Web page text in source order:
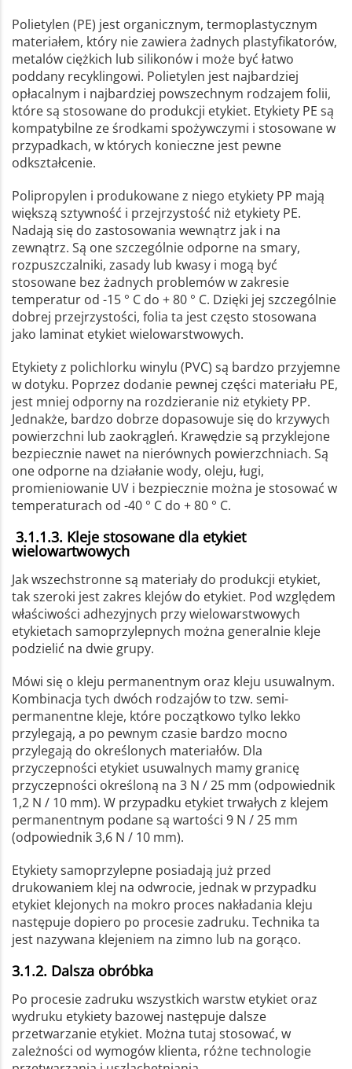
Polietylen (PE) jest organicznym, termoplastycznym
materiałem, który nie zawiera żadnych plastyfikatorów,
metalów ciężkich lub silikonów i może być łatwo
poddany recyklingowi. Polietylen jest najbardziej
opłacalnym i najbardziej powszechnym rodzajem folii,
które są stosowane do produkcji etykiet. Etykiety PE są
kompatybilne ze środkami spożywczymi i stosowane w
przypadkach, w których konieczne jest pewne
odkształcenie.
Polipropylen i produkowane z niego etykiety PP mają
większą sztywność i przejrzystość niż etykiety PE.
Nadają się do zastosowania wewnątrz jak i na
zewnątrz. Są one szczególnie odporne na smary,
rozpuszczalniki, zasady lub kwasy i mogą być
stosowane bez żadnych problemów w zakresie
temperatur od -15 ° C do + 80 ° C. Dzięki jej szczególnie
dobrej przejrzystości, folia ta jest często stosowana
jako laminat etykiet wielowarstwowych.
Etykiety z polichlorku winylu (PVC) są bardzo przyjemne
w dotyku. Poprzez dodanie pewnej części materiału PE,
jest mniej odporny na rozdzieranie niż etykiety PP.
Jednakże, bardzo dobrze dopasowuje się do krzywych
powierzchni lub zaokrągleń. Krawędzie są przyklejone
bezpiecznie nawet na nierównych powierzchniach. Są
one odporne na działanie wody, oleju, ługi,
promieniowanie UV i bezpiecznie można je stosować w
temperaturach od -40 ° C do + 80 ° C.
3.1.1.3. Kleje stosowane dla etykiet
wielowartwowych
Jak wszechstronne są materiały do produkcji etykiet,
tak szeroki jest zakres klejów do etykiet. Pod względem
właściwości adhezyjnych przy wielowarstwowych
etykietach samoprzylepnych można generalnie kleje
podzielić na dwie grupy.
Mówi się o kleju permanentnym oraz kleju usuwalnym.
Kombinacja tych dwóch rodzajów to tzw. semi-
permanentne kleje, które początkowo tylko lekko
przylegają, a po pewnym czasie bardzo mocno
przylegają do określonych materiałów. Dla
przyczepności etykiet usuwalnych mamy granicę
przyczepności określoną na 3 N / 25 mm (odpowiednik
1,2 N / 10 mm). W przypadku etykiet trwałych z klejem
permanentnym podane są wartości 9 N / 25 mm
(odpowiednik 3,6 N / 10 mm).
Etykiety samoprzylepne posiadają już przed
drukowaniem klej na odwrocie, jednak w przypadku
etykiet klejonych na mokro proces nakładania kleju
następuje dopiero po procesie zadruku. Technika ta
jest nazywana klejeniem na zimno lub na gorąco.
3.1.2. Dalsza obróbka
Po procesie zadruku wszystkich warstw etykiet oraz
wydruku etykiety bazowej następuje dalsze
przetwarzanie etykiet. Można tutaj stosować, w
zależności od wymogów klienta, różne technologie